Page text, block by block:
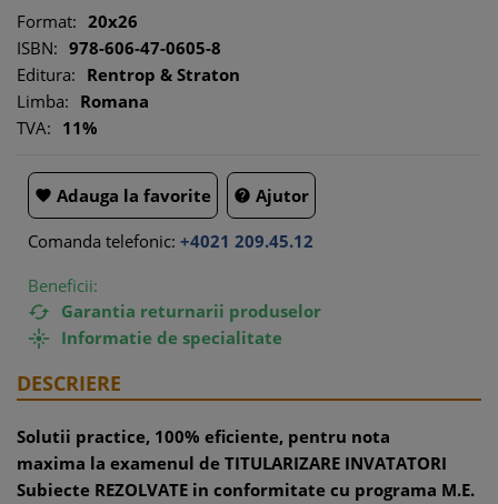
Format: 20x26
ISBN: 978-606-47-0605-8
Editura: Rentrop & Straton
Limba: Romana
TVA: 11%
 Adauga la favorite  Ajutor
Comanda telefonic: +4021 209.45.12
Beneficii:
 Garantia returnarii produselor
 Informatie de specialitate
DESCRIERE
Solutii practice, 100% eficiente, pentru nota
maxima la examenul de TITULARIZARE INVATATORI
Subiecte REZOLVATE in conformitate cu programa M.E.